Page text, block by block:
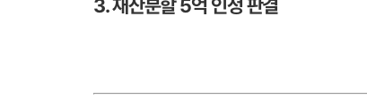
3. 재산분할 5억 인정 판결